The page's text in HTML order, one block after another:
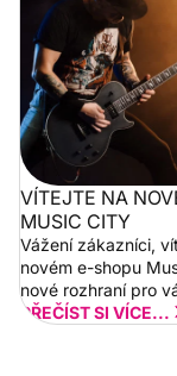
VÍTEJTE NA
MUSIC CITY
Vážení zákazníci,
novém e-shopu
nové rozhraní pro
a rychlejší.
PŘEČÍST SI VÍCE...